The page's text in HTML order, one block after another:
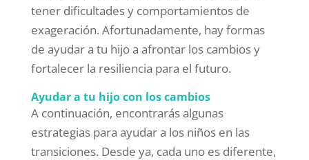
tener dificultades y comportamientos de
exageración. Afortunadamente, hay formas
de ayudar a tu hijo a afrontar los cambios y
fortalecer la resiliencia para el futuro.
Ayudar a tu hijo con los cambios
A continuación, encontrarás algunas
estrategias para ayudar a los niños en las
transiciones. Desde ya, cada uno es diferente,